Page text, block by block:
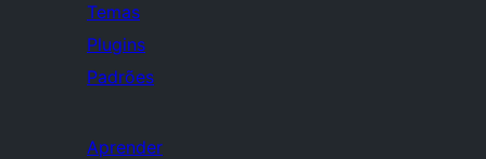
Temas
Plugins
Padrões
Aprender